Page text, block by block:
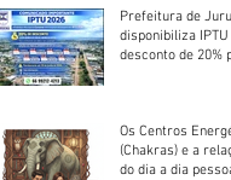
Prefeitura de
disponibiliza
desconto de 20%
Os Centros
(Chakras) e a
do dia a dia